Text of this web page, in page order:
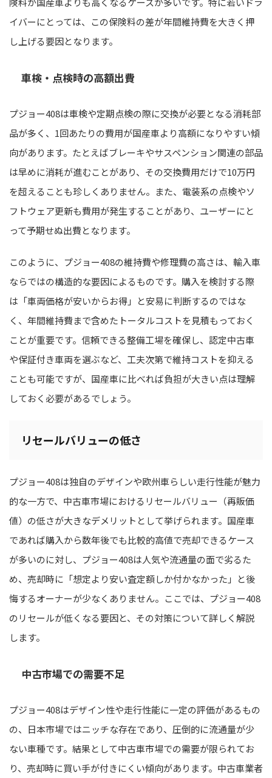
イバーにとっては、この保険料の差が年間維持費を大きく押
し上げる要因となります。
車検・点検時の高額出費
プジョー408は車検や定期点検の際に交換が必要となる消耗部
品が多く、1回あたりの費用が国産車より高額になりやすい傾
向があります。たとえばブレーキやサスペンション関連の部品
は早めに消耗が進むことがあり、その交換費用だけで10万円
を超えることも珍しくありません。また、電装系の点検やソ
フトウェア更新も費用が発生することがあり、ユーザーにと
って予期せぬ出費となります。
このように、プジョー408の維持費や修理費の高さは、輸入車
ならではの構造的な要因によるものです。購入を検討する際
は「車両価格が安いからお得」と安易に判断するのではな
く、年間維持費まで含めたトータルコストを見積もっておく
ことが重要です。信頼できる整備工場を確保し、認定中古車
や保証付き車両を選ぶなど、工夫次第で維持コストを抑える
ことも可能ですが、国産車に比べれば負担が大きい点は理解
しておく必要があるでしょう。
リセールバリューの低さ
プジョー408は独自のデザインや欧州車らしい走行性能が魅力
的な一方で、中古車市場におけるリセールバリュー（再販価
値）の低さが大きなデメリットとして挙げられます。国産車
であれば購入から数年後でも比較的高値で売却できるケース
が多いのに対し、プジョー408は人気や流通量の面で劣るた
め、売却時に「想定より安い査定額しか付かなかった」と後
悔するオーナーが少なくありません。ここでは、プジョー408
のリセールが低くなる要因と、その対策について詳しく解説
します。
中古市場での需要不足
プジョー408はデザイン性や走行性能に一定の評価があるもの
の、日本市場ではニッチな存在であり、圧倒的に流通量が少
ない車種です。結果として中古車市場での需要が限られてお
り、売却時に買い手が付きにくい傾向があります。中古車業者